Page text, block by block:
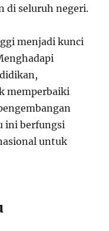
di seluruh negeri.
menjadi kunci
memperbaiki
ini berfungsi
untuk